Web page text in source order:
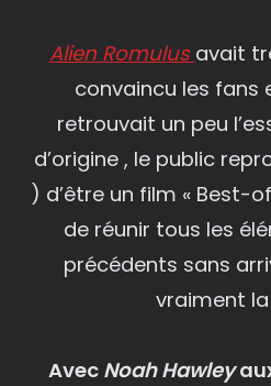
Alien Romulus avait
convaincu les fans
retrouvait un peu
d’origine , le public
) d’être un film « Best-
de réunir tous les
précédents sans
vraiment
Avec Noah Hawley